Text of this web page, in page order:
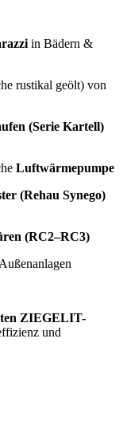
in Bädern &
rustikal geölt) von
(Serie Kartell)
Luftwärmepumpe
(Rehau Synego)
(RC2–RC3)
ZIEGELIT-
und